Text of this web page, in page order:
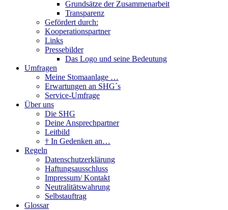
Grundsätze der Zusammenarbeit
Transparenz
Gefördert durch:
Kooperationspartner
Links
Pressebilder
Das Logo und seine Bedeutung
Umfragen
Meine Stomaanlage …
Erwartungen an SHG´s
Service-Umfrage
Über uns
Die SHG
Deine Ansprechpartner
Leitbild
† In Gedenken an…
Regeln
Datenschutzerklärung
Haftungsausschluss
Impressum/ Kontakt
Neutralitätswahrung
Selbstauftrag
Glossar